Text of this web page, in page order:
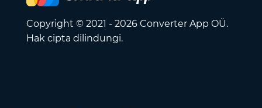
Copyright © 2021 - 2026 Converter App OÜ.
Hak cipta dilindungi.